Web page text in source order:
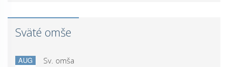
Sväté omše
AUG Sv. omša